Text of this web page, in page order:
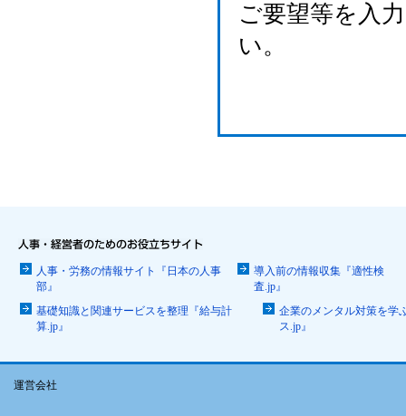
ご要望等を入
い。
人事・労務の情報サイト『日本の人事
部』
導入前の情報収集『適性検
査.jp』
基礎知識と関連サービスを整理『給与計
算.jp』
企業のメンタル対策を学
ス.jp』
運営会社